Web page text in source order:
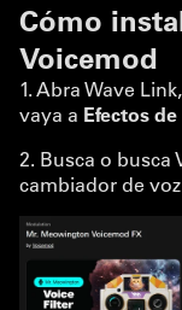
Cómo
Voicemod
1. Abra Wave
vaya a Efectos
2. Busca o busca
cambiador de